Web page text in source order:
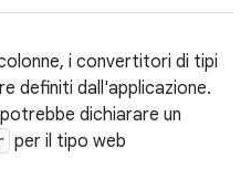
i convertitori di tipi
definiti dall'applicazione.
dichiarare un
per il tipo web